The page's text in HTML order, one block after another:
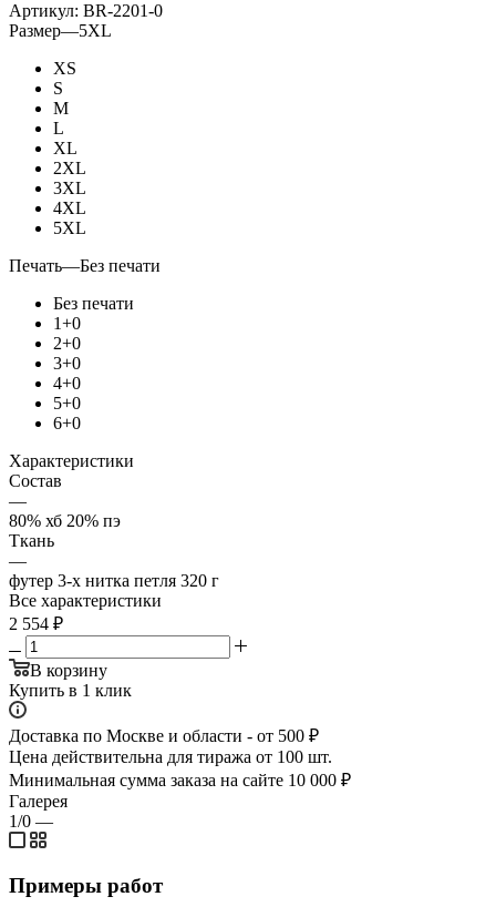
Артикул: BR-2201-0
Размер—5XL
XS
S
M
L
XL
2XL
3XL
4XL
5XL
Печать—Без печати
Без печати
1+0
2+0
3+0
4+0
5+0
6+0
Характеристики
Состав
—
80% хб 20% пэ
Ткань
—
футер 3-х нитка петля 320 г
Все характеристики
2 554 ₽
В корзину
Купить в 1 клик
Доставка по Москве и области - от 500 ₽
Цена действительна для тиража от 100 шт.
Минимальная сумма заказа на сайте 10 000 ₽
Галерея
1/0 —
Примеры работ